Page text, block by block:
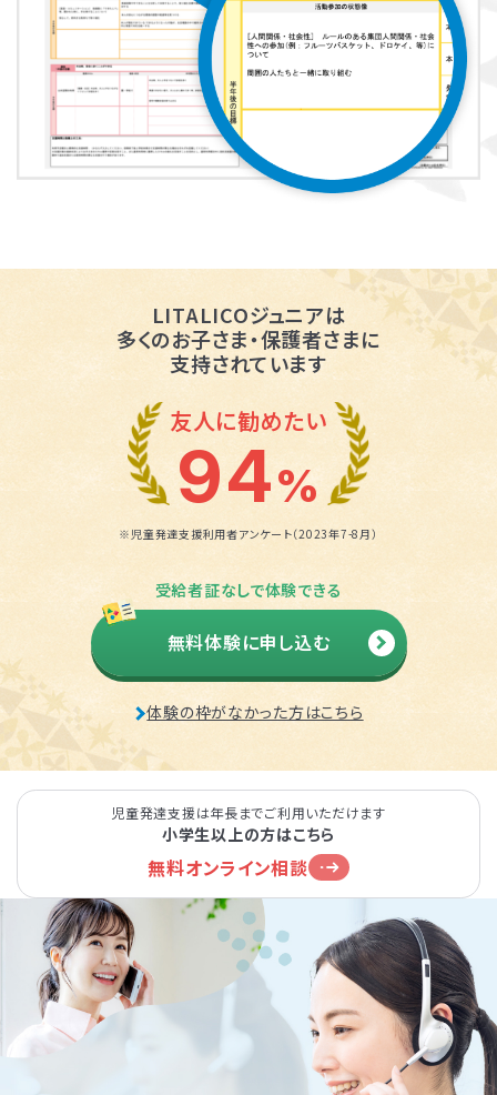
LITALICOジュニアは
多くのお子さま・保護者さまに
支持されています
友人に勧めたい
94%
※児童発達支援利用者アンケート（2023年7-8月）
受給者証なしで体験できる
無料体験に申し込む
体験の枠がなかった方はこちら
児童発達支援は年長までご利用いただけます
小学生以上の方はこちら
無料オンライン相談